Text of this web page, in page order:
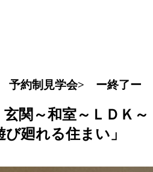
予約制見学会> ー終了ー
関～和室～ＬＤＫ～
廻れる住まい」